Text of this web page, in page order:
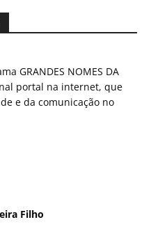
GRANDES NOMES DA
portal na internet, que
e da comunicação no
Filho